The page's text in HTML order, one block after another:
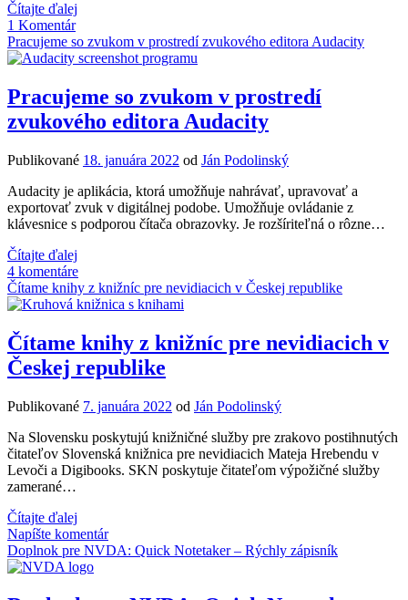
Čítajte ďalej
NVDA:
Place
záložky
pozícií
webových
stránkach
1 Komentár
Pracujeme so zvukom v prostredí zvukového editora Audacity
Pracujeme so zvukom v prostredí
zvukového editora Audacity
Publikované 18. januára 2022 od Ján Podolinský
Audacity je aplikácia, ktorá umožňuje nahrávať, upravovať a
exportovať zvuk v digitálnej podobe. Umožňuje ovládanie z
klávesnice s podporou čítača obrazovky. Je rozšíriteľná o rôzne…
Čítajte ďalej
so
zvukom
v
zvukového
editora
Audacity
4 komentáre
Čítame knihy z knižníc pre nevidiacich v Českej republike
Čítame knihy z knižníc pre nevidiacich v
Českej republike
Publikované 7. januára 2022 od Ján Podolinský
Na Slovensku poskytujú knižničné služby pre zrakovo postihnutých
čitateľov Slovenská knižnica pre nevidiacich Mateja Hrebendu v
Levoči a Digibooks. SKN poskytuje čitateľom výpožičné služby
zamerané…
Čítajte ďalej
knihy
z
knižníc
Napíšte komentár
Doplnok pre NVDA: Quick Notetaker – Rýchly zápisník